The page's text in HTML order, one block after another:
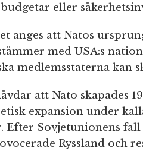
eller
anges att Natos
med USA:s
medlemsstaterna kan
att Nato skapades
expansion under
Efter Sovjetunionens fall
Ryssland och